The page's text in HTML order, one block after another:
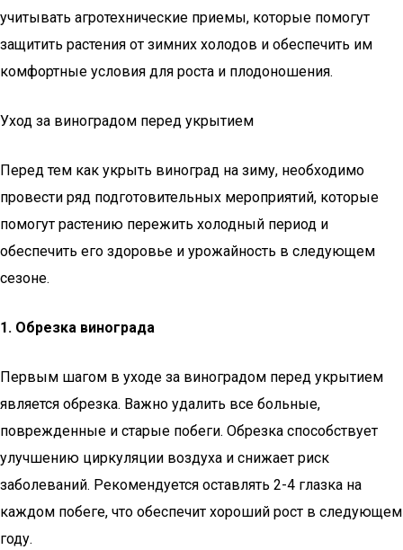
учитывать агротехнические приемы, которые помогут
защитить растения от зимних холодов и обеспечить им
комфортные условия для роста и плодоношения.
Уход за виноградом перед укрытием
Перед тем как укрыть виноград на зиму, необходимо
провести ряд подготовительных мероприятий, которые
помогут растению пережить холодный период и
обеспечить его здоровье и урожайность в следующем
сезоне.
1. Обрезка винограда
Первым шагом в уходе за виноградом перед укрытием
является обрезка. Важно удалить все больные,
поврежденные и старые побеги. Обрезка способствует
улучшению циркуляции воздуха и снижает риск
заболеваний. Рекомендуется оставлять 2-4 глазка на
каждом побеге, что обеспечит хороший рост в следующем
году.